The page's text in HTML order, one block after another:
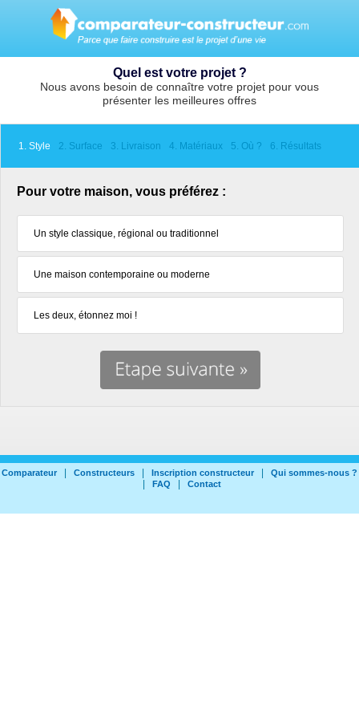
Quel est votre projet ?
Nous avons besoin de connaître votre projet pour vous
présenter les meilleures offres
1. Style 2. Surface 3. Livraison 4. Matériaux 5. Où ? 6. Résultats
Pour votre maison, vous préférez :
Un style classique, régional ou traditionnel
Une maison contemporaine ou moderne
Les deux, étonnez moi !
Comparateur Constructeurs Inscription constructeur Qui sommes-nous ?
FAQ Contact